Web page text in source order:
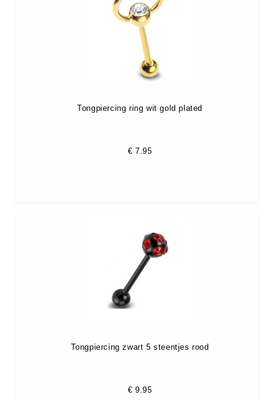
Tongpiercing ring wit gold plated
€ 7.95
Tongpiercing zwart 5 steentjes rood
€ 9.95